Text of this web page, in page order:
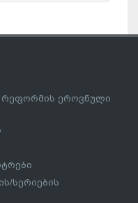
რეფორმის ეროვნული
სერიების